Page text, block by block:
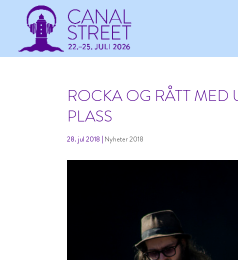
ROCKA OG RÅTT MED
PLASS
28. jul 2018 | Nyheter 2018